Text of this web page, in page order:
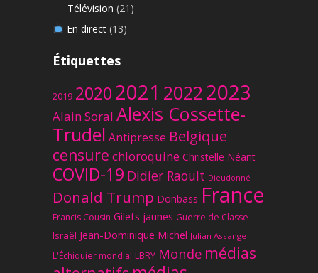
Télévision (21)
En direct(13)
Étiquettes
2019 20202021 20222023
Alain Soral Alexis Cossette-
Trudel Antipresse Belgique
censure chloroquine Christelle Néant
COVID-19 Didier Raoult Dieudonné
Donald Trump Donbass France
Francis Cousin Gilets jaunes Guerre de Classe
Israël Jean-Dominique Michel Julian Assange
L'Échiquier mondial LBRY Monde médias